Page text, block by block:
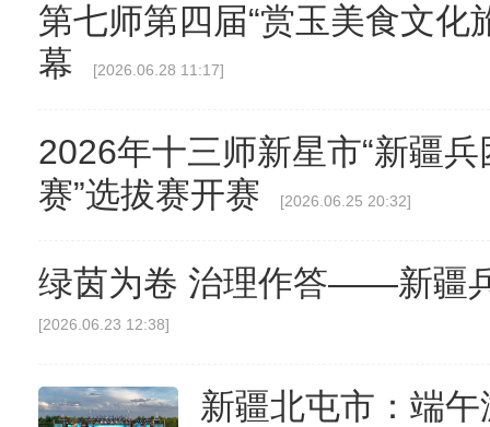
第七师第四届“赏玉美食文化
幕
[2026.06.28 11:17]
2026年十三师新星市“新疆
赛”选拔赛开赛
[2026.06.25 20:32]
绿茵为卷 治理作答——新疆
[2026.06.23 12:38]
新疆北屯市：端